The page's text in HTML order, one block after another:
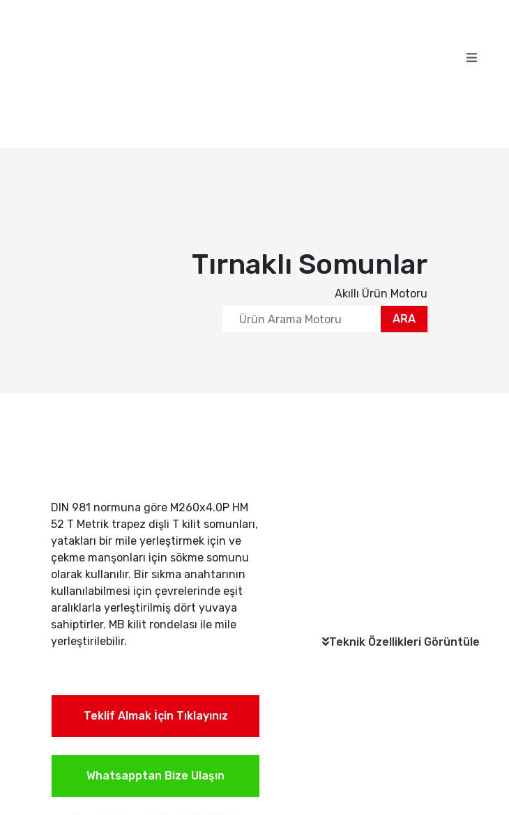
Teknik Özellikleri Görüntüle
Tırnaklı Somunlar
Akıllı Ürün Motoru
ARA
DIN 981 normuna göre M260x4.0P HM
52 T Metrik trapez dişli T kilit somunları,
yatakları bir mile yerleştirmek için ve
çekme manşonları için sökme somunu
olarak kullanılır. Bir sıkma anahtarının
kullanılabilmesi için çevrelerinde eşit
aralıklarla yerleştirilmiş dört yuvaya
sahiptirler. MB kilit rondelası ile mile
yerleştirilebilir.
Teklif Almak İçin Tıklayınız
Whatsapptan Bize Ulaşın